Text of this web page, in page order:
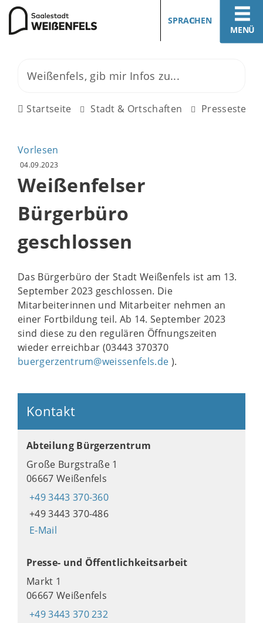
MENÜ
SPRACHEN
Startseite Stadt & Ortschaften Pressestelle
Vorlesen
04.09.2023
Weißenfelser
Bürgerbüro
geschlossen
Das Bürgerbüro der Stadt Weißenfels ist am 13.
September 2023 geschlossen. Die
Mitarbeiterinnen und Mitarbeiter nehmen an
einer Fortbildung teil. Ab 14. September 2023
sind diese zu den regulären Öffnungszeiten
wieder erreichbar (03443 370370
buergerzentrum@weissenfels.de ).
Kontakt
Abteilung Bürgerzentrum
Große Burgstraße 1
06667 Weißenfels
+49 3443 370-360
+49 3443 370-486
E-Mail
Presse- und Öffentlichkeitsarbeit
Markt 1
06667 Weißenfels
+49 3443 370 232